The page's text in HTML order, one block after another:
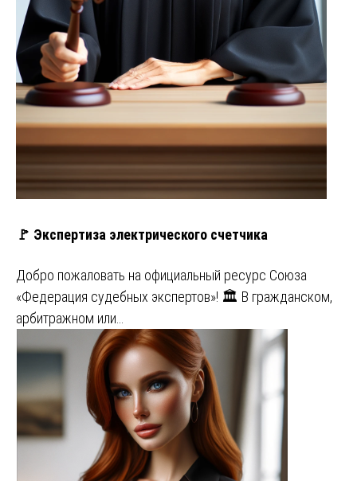
🚩 Экспертиза электрического счетчика
Добро пожаловать на официальный ресурс Союза
«Федерация судебных экспертов»! 🏛️ В гражданском,
арбитражном или…